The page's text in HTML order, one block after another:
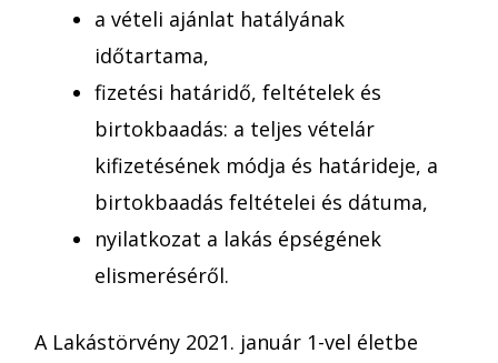
a vételi ajánlat hatályának
időtartama,
fizetési határidő, feltételek és
birtokbaadás: a teljes vételár
kifizetésének módja és határideje, a
birtokbaadás feltételei és dátuma,
nyilatkozat a lakás épségének
elismeréséről.
A Lakástörvény 2021. január 1-vel életbe